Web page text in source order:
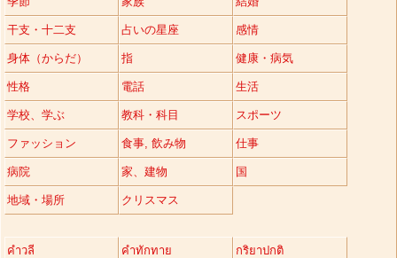
干支・十二支 占いの星座 感情
身体（からだ） 指 健康・病気
性格 電話 生活
学校、学ぶ 教科・科目 スポーツ
ファッション 食事, 飲み物 仕事
病院 家、建物 国
地域・場所 クリスマス
คำวลี คำทักทาย กริยาปกติ